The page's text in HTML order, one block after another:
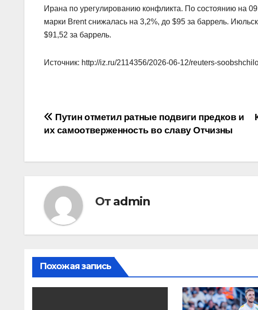
Ирана по урегулированию конфликта. По состоянию на
марки Brent снижалась на 3,2%, до $95 за баррель.
$91,52 за баррель.
Источник: http://iz.ru/2114356/2026-06-12/reuters-
Навигация
записям
Путин отметил ратные подвиги предков и
их самоотверженность во славу Отчизны
От admin
Похожая запись